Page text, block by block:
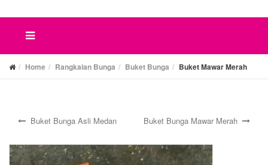
Home Rangkaian Bunga Buket Bunga Buket Mawar Merah
Buket Bunga Asli Medan Buket Bunga Mawar Merah